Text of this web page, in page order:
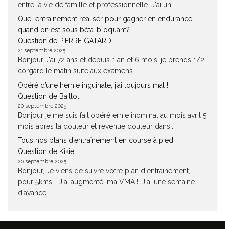
entre la vie de famille et professionnelle. J'ai un...
Quel entrainement réaliser pour gagner en endurance
quand on est sous béta-bloquant?
Question de PIERRE GATARD
21 septembre 2025
Bonjour J'ai 72 ans et depuis 1 an et 6 mois, je prends 1/2
corgard le matin suite aux examens...
Opéré d’une hernie inguinale, j’ai toujours mal !
Question de Baillot
20 septembre 2025
Bonjour je me suis fait opéré ernie înominal au mois avril 5
mois apres la douleur et revenue douleur dans...
Tous nos plans d’entraînement en course à pied
Question de Kikie
20 septembre 2025
Bonjour, Je viens de suivre votre plan d!entrainement,
pour 5kms... J'ai augmenté, ma VMA !! J'ai une semaine
d'avance ,...